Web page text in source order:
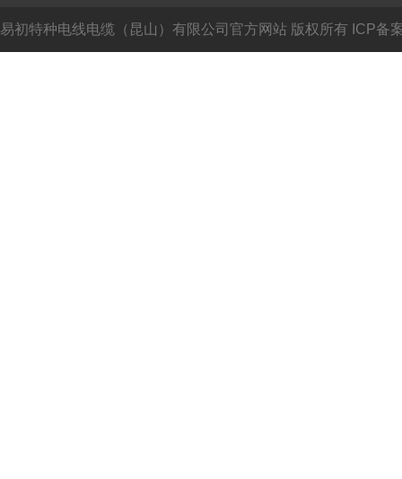
易初特种电线电缆（昆山）有限公司官方网站 版权所有 ICP备